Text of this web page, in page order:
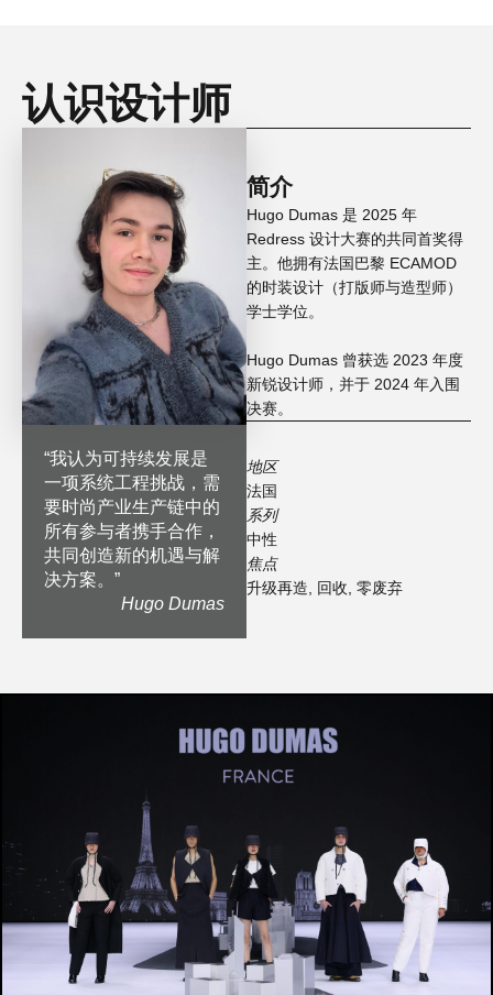
认识设计师
“我认为可持续发展是
一项系统工程挑战，需
要时尚产业生产链中的
所有参与者携手合作，
共同创造新的机遇与解
决方案。 ”
Hugo Dumas
简介
Hugo Dumas 是 2025 年
Redress 设计大赛的共同首奖得
主。他拥有法国巴黎 ECAMOD
的时装设计（打版师与造型师）
学士学位。
Hugo Dumas 曾获选 2023 年度
新锐设计师，并于 2024 年入围
决赛。
地区
法国
系列
中性
焦点
升级再造
回收 零废弃